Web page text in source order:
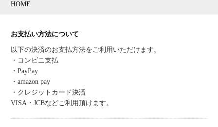
HOME
お支払い方法について
以下の決済のお支払方法をご利用いただけます。
・コンビニ支払
・PayPay
・amazon pay
・クレジットカード決済
VISA・JCBなどご利用頂けます。